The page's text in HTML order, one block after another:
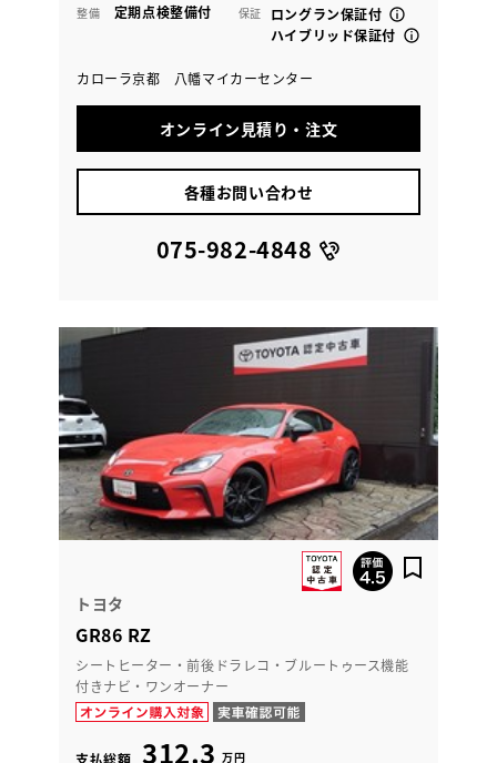
整備 定期点検整備付 保証
ロングラン保証付
ハイブリッド保証付
カローラ京都 八幡マイカーセンター
オンライン見積り・注文
各種お問い合わせ
075-982-4848
トヨタ
GR86 RZ
シートヒーター・前後ドラレコ・ブルートゥース機能
付きナビ・ワンオーナー
312.3 万円